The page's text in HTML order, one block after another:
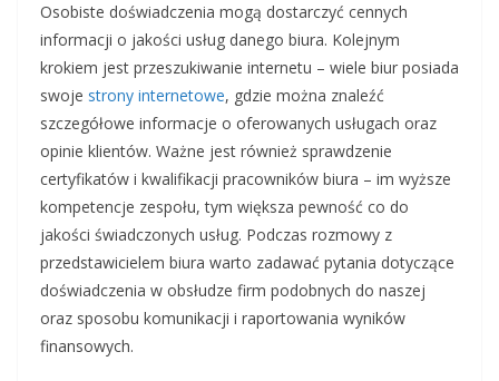
Osobiste doświadczenia mogą dostarczyć cennych
informacji o jakości usług danego biura. Kolejnym
krokiem jest przeszukiwanie internetu – wiele biur posiada
swoje strony internetowe, gdzie można znaleźć
szczegółowe informacje o oferowanych usługach oraz
opinie klientów. Ważne jest również sprawdzenie
certyfikatów i kwalifikacji pracowników biura – im wyższe
kompetencje zespołu, tym większa pewność co do
jakości świadczonych usług. Podczas rozmowy z
przedstawicielem biura warto zadawać pytania dotyczące
doświadczenia w obsłudze firm podobnych do naszej
oraz sposobu komunikacji i raportowania wyników
finansowych.